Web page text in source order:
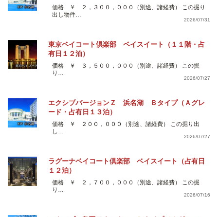
価格 ￥ ２，３００，０００（別途、諸経費） この掘り
出し物件…
2026/07/31
東京ベイコート倶楽部 ベイスイート（１１階・占
有日１２泊）
価格 ￥ ３，５００，０００（別途、諸経費） この掘
り…
2026/07/27
エクシブバージョンＺ 浜名湖 Ｂタイプ（Ａグレ
ード・占有日１３泊）
価格 ￥ ２００，０００（別途、諸経費） この掘り出
し…
2026/07/27
ラグーナベイコート倶楽部 ベイスイート（占有日
１２泊）
価格 ￥ ２，７００，０００（別途、諸経費） この掘
り…
2026/07/16